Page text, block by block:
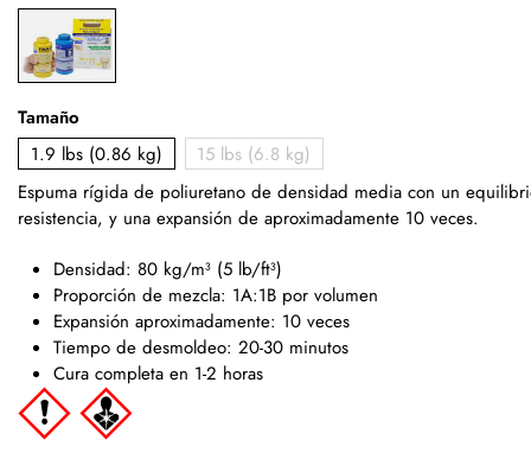
Tamaño
1.9 lbs (0.86 kg)
15 lbs (6.8 kg)
Espuma rígida de poliuretano de densidad media con un
resistencia, y una expansión de aproximadamente 10 veces.
Densidad: 80 kg/m³ (5 lb/ft³)
Proporción de mezcla: 1A:1B por volumen
Expansión aproximadamente: 10 veces
Tiempo de desmoldeo: 20-30 minutos
Cura completa en 1-2 horas